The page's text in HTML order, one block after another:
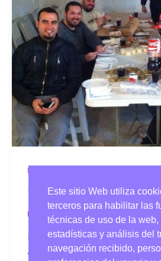
Nostalgia
¡Aquí estamos de nuevo!
Nostalgia
Después de mucho tiempo,
vuelto con esta nueva web
Este sitio Web utiliza
terceros para habilitar las
técnicas de uso de la
estadísticas y análisis del
navegación recibido,